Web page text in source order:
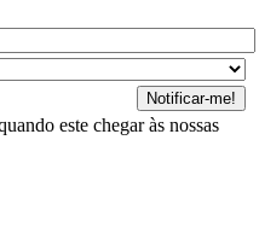
este chegar às nossas